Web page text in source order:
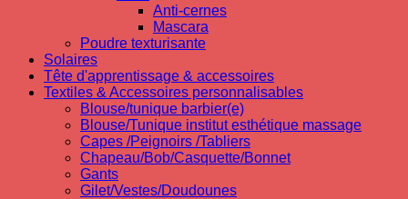
Anti-cernes
Mascara
Poudre texturisante
Solaires
Tête d'apprentissage & accessoires
Textiles & Accessoires personnalisables
Blouse/tunique barbier(e)
Blouse/Tunique institut esthétique massage
Capes /Peignoirs /Tabliers
Chapeau/Bob/Casquette/Bonnet
Gants
Gilet/Vestes/Doudounes